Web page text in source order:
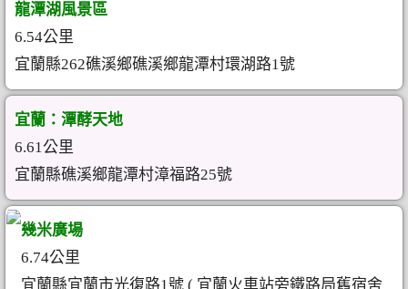
龍潭湖風景區
6.54公里
宜蘭縣262礁溪鄉礁溪鄉龍潭村環湖路1號
宜蘭：潭酵天地
6.61公里
宜蘭縣礁溪鄉龍潭村漳福路25號
幾米廣場
6.74公里
宜蘭縣宜蘭市光復路1號 ( 宜蘭火車站旁鐵路局舊宿舍